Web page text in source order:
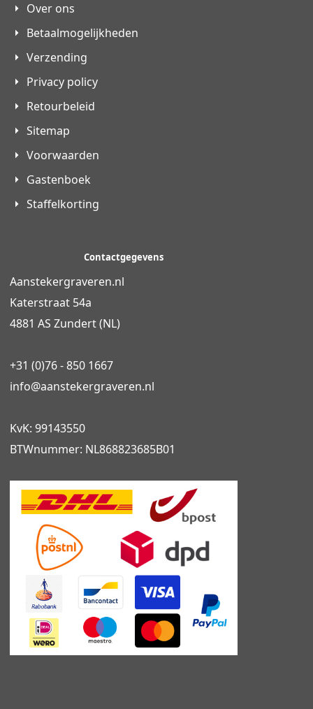
Over ons
Betaalmogelijkheden
Verzending
Privacy policy
Retourbeleid
Sitemap
Voorwaarden
Gastenboek
Staffelkorting
Contactgegevens
Aanstekergraveren.nl
Katerstraat 54a
4881 AS Zundert (NL)
+31 (0)76 - 850 1667
info@aanstekergraveren.nl
KvK: 99143550
BTWnummer: NL868823685B01